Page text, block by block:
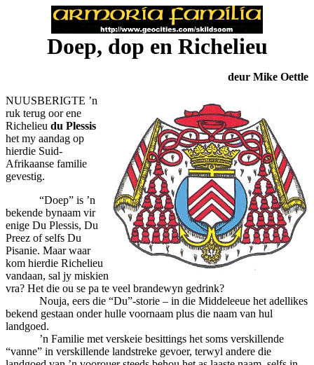
Doep, dop en Richelieu
deur Mike Oettle
NUUSBERIGTE ’n
ruk terug oor ene
Richelieu du Plessis
het my aandag op
hierdie Suid-
Afrikaanse familie
gevestig.
“Doep” is ’n
bekende bynaam vir
enige Du Plessis, Du
Preez of selfs Du
Pisanie. Maar waar
kom hierdie Richelieu
vandaan, sal jy miskien
vra? Het die ou se pa te veel brandewyn gedrink?
Nouja, eers die “Du”-storie – in die Middeleeue het adellikes
bekend gestaan onder hulle voornaam plus die naam van hul
landgoed.
’n Familie met verskeie besittings het soms verskillende
“vanne” in verskillende landstreke gevoer, terwyl andere die